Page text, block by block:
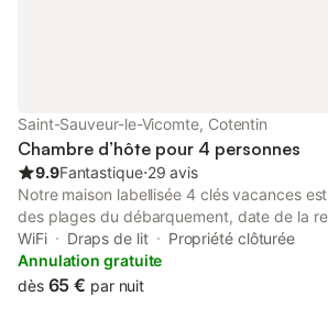
Saint-Sauveur-le-Vicomte, Cotentin
Chambre d’hôte pour 4 personnes
9.9Fantastique⋅29 avis
Notre maison labellisée 4 clés vacances
des plages du débarquement, date de la
la seconde guerre mondiale Le charme et
années 50 y flottent discrètement, elle a
gardant l'esprit des maisons de familles Le
WiFi Draps de lit
Propriété clôturée
Annulation gratuite
dès 65 € par nuit